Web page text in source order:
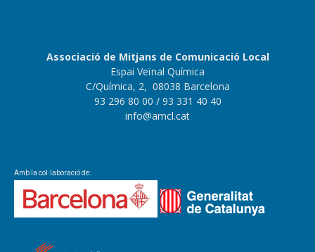
Associació de Mitjans de Comunicació Local
Espai Veïnal Química
C/Química, 2, 08038 Barcelona
93 296 80 00 / 93 331 40 40
info@amcl.cat
Amb la col·laboració de: